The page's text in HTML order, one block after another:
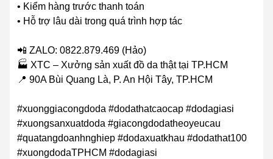
• Kiểm hàng trước thanh toán
• Hỗ trợ lâu dài trong quá trình hợp tác
📲 ZALO: 0822.879.469 (Hảo)
🏭 XTC – Xưởng sản xuất đồ da thật tại TP.HCM
📍 90A Bùi Quang Là, P. An Hội Tây, TP.HCM
#xuonggiacongdoda #dodathatcaocap #dodagiasi
#xuongsanxuatdoda #giacongdodatheoyeucau
#quatangdoanhnghiep #dodaxuatkhau #dodathat100
#xuongdodaTPHCM #dodagiasi